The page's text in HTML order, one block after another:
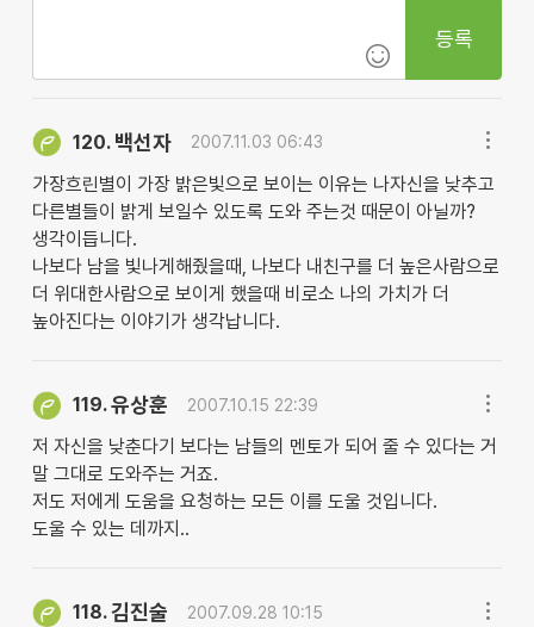
등록
120. 백선자 2007.11.03 06:43
가장흐린별이 가장 밝은빛으로 보이는 이유는 나자신을 낮추고
다른별들이 밝게 보일수 있도록 도와 주는것 때문이 아닐까?
생각이듭니다.
나보다 남을 빛나게해줬을때, 나보다 내친구를 더 높은사람으로
더 위대한사람으로 보이게 했을때 비로소 나의 가치가 더
높아진다는 이야기가 생각납니다.
119.유상훈 2007.10.15 22:39
저 자신을 낮춘다기 보다는 남들의 멘토가 되어 줄 수 있다는 거
말 그대로 도와주는 거죠.
저도 저에게 도움을 요청하는 모든 이를 도울 것입니다.
도울 수 있는 데까지..
118.김진술 2007.09.28 10:15